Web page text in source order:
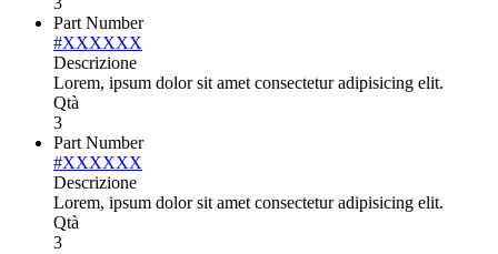
Part Number
#XXXXXX
Descrizione
Lorem, ipsum dolor sit amet consectetur adipisicing elit.
Qtà
3
Part Number
#XXXXXX
Descrizione
Lorem, ipsum dolor sit amet consectetur adipisicing elit.
Qtà
3